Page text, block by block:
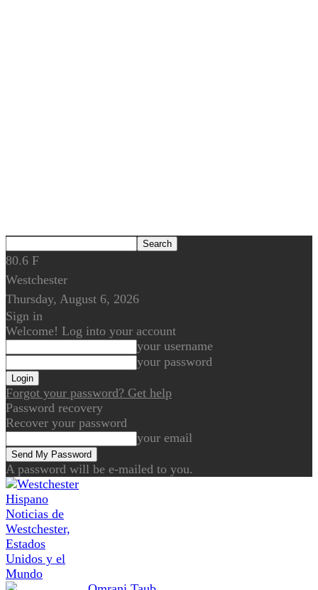
80.6 F
Westchester
Thursday, August 6, 2026
Sign in
Welcome! Log into your account
your username
your password
Forgot your password? Get help
Password recovery
Recover your password
your email
A password will be e-mailed to you.
Noticias de
Westchester,
Estados
Unidos y el
Mundo